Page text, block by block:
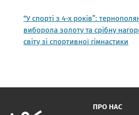
“У спорті з 4-х років”:
виборола золоту та срібну
світу зі спортивної гімнастики
ПРО НАС